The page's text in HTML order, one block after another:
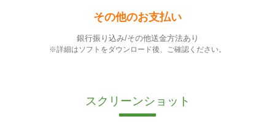
その他のお支払い
銀行振り込み/その他送金方法あり
※詳細はソフトをダウンロード後、ご確認ください。
スクリーンショット